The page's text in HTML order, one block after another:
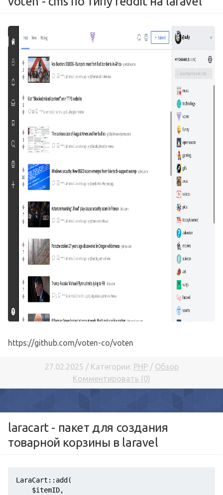
https://github.com/voten-co/voten
27.02.2025 / Категории: PHP / Обзор
Комментировать (0)
laracart - пакет для создания
товарной корзины в laravel
LaraCart::add(
$itemID,